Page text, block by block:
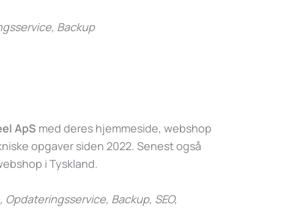
Backup
ApS med deres hjemmeside, webshop
opgaver siden 2022. Senest også
i Tyskland.
Backup, SEO,